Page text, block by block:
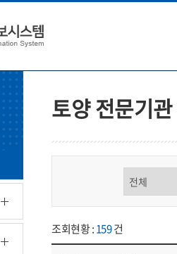
토양 전문기관
조회현황 :159건